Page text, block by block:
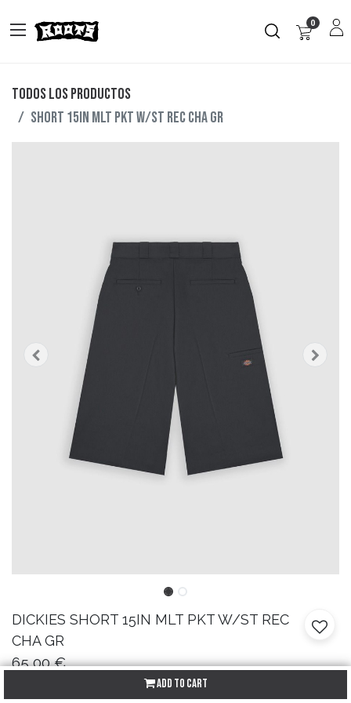
0
Todos los productos
SHORT 15IN MLT PKT W/ST REC CHA GR
DICKIES SHORT 15IN MLT PKT W/ST REC
CHA GR
65,00€
Add to Cart